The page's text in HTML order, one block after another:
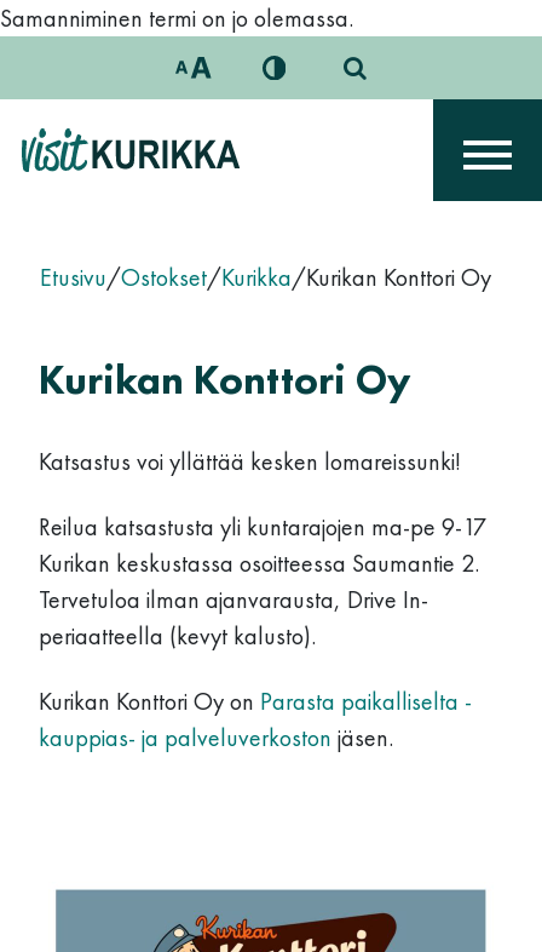
Samanniminen termi on jo olemassa.
Siirry sisältöön
Päävalikko
Etusivu/Ostokset/Kurikka/Kurikan Konttori Oy
Kurikan Konttori Oy
Katsastus voi yllättää kesken lomareissunki!
Reilua katsastusta yli kuntarajojen ma-pe 9-17
Kurikan keskustassa osoitteessa Saumantie 2.
Tervetuloa ilman ajanvarausta, Drive In-
periaatteella (kevyt kalusto).
Kurikan Konttori Oy on Parasta paikalliselta -
kauppias- ja palveluverkoston jäsen.